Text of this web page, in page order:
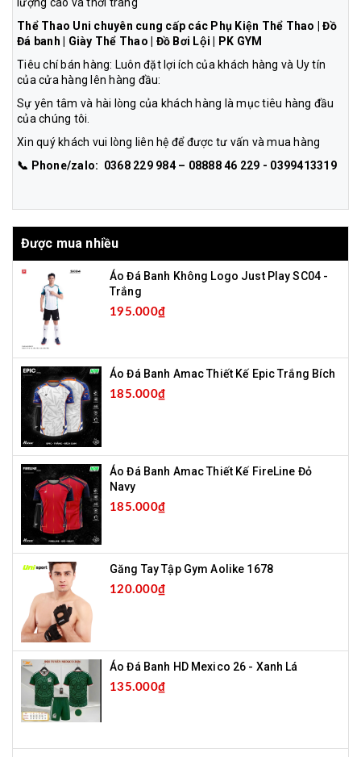
Thể Thao Uni chuyên cung cấp các Phụ Kiện Thể Thao | Đồ
Đá banh | Giày Thể Thao | Đồ Bơi Lội | PK GYM
Tiêu chí bán hàng: Luôn đặt lợi ích của khách hàng và Uy tín
của cửa hàng lên hàng đầu:
Sự yên tâm và hài lòng của khách hàng là mục tiêu hàng đầu
của chúng tôi.
Xin quý khách vui lòng liên hệ để được tư vấn và mua hàng
📞 Phone/zalo: 0368 229 984 – 08888 46 229 - 0399413319
Được mua nhiều
Áo Đá Banh Không Logo Just Play SC04 -
Trắng
195.000₫
Áo Đá Banh Amac Thiết Kế Epic Trắng Bích
185.000₫
Áo Đá Banh Amac Thiết Kế FireLine Đỏ
Navy
185.000₫
Găng Tay Tập Gym Aolike 1678
120.000₫
Áo Đá Banh HD Mexico 26 - Xanh Lá
135.000₫